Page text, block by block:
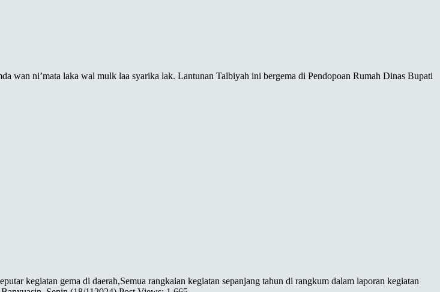
wan ni’mata laka wal mulk laa syarika lak. Lantunan Talbiyah ini bergema di Pendopoan Rumah Dinas Bupati
kegiatan gema di daerah,Semua rangkaian kegiatan sepanjang tahun di rangkum dalam laporan kegiatan